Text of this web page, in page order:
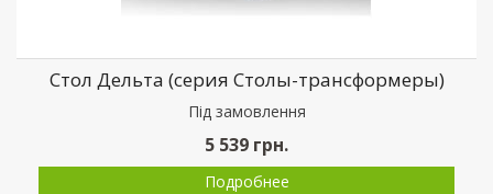
Стол Дельта (серия Столы-трансформеры)
Пiд замовлення
5 539 грн.
Подробнее